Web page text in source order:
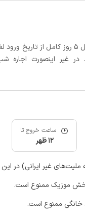
اجاره شب اول بعلاوه حداکثر 60
ساعت خروج تا
12 ظهر
غیر ایرانی) در
پخش موزیک ممنوع است.
خانگی ممنوع است.